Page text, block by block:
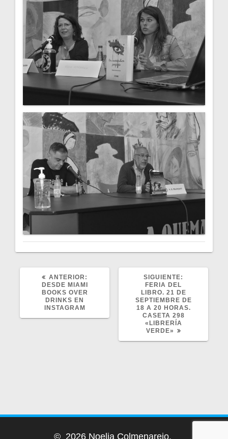
ANTERIOR:
ANTERIOR:
DESDE MIAMI
BOOKS OVER
DRINKS EN
INSTAGRAM
SIGUIENTE:
FERIA DEL
LIBRO. 21 DE
SEPTIEMBRE DE
18 A 20 HORAS.
CASETA 298
«LIBRERÍA
VERDE»
© 2026 Noelia Colmenarejo.